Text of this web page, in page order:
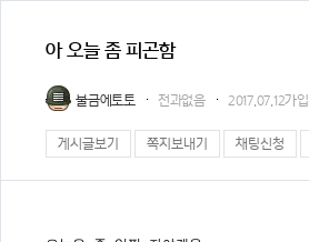
아 오늘 좀 피곤함
불금에토토 전과없음 2017.07.12가입
게시글보기 쪽지보내기 채팅신청